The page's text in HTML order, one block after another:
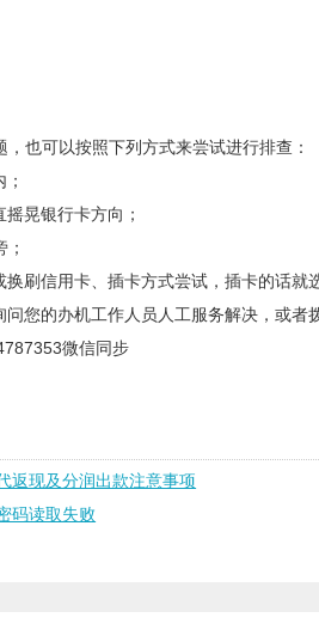
也可以按照下列方式来尝试进行排查：
晃银行卡方向；
刷信用卡、插卡方式尝试，插卡的话
您的办机工作人员人工服务解决，或
微信同步
返现及分润出款注意事项
码读取失败